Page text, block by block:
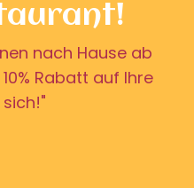
nach Hause ab
Rabatt auf Ihre